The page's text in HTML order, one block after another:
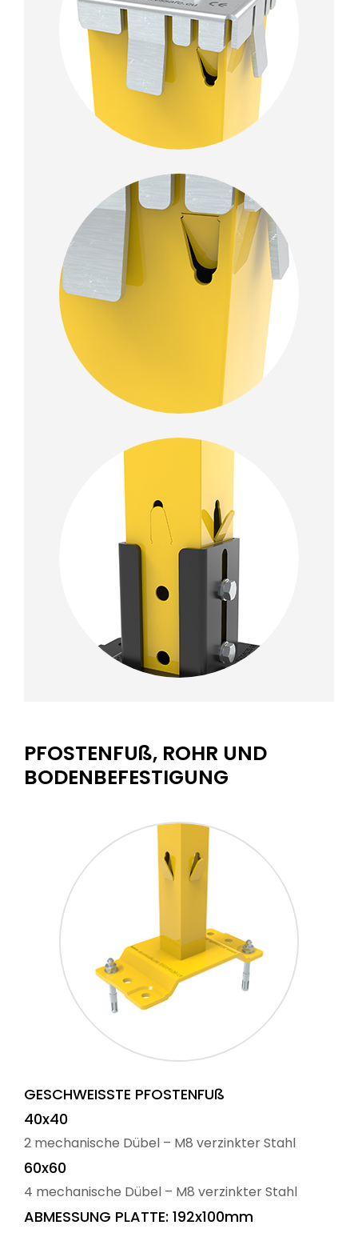
PFOSTENFUß, ROHR UND
BODENBEFESTIGUNG
GESCHWEISSTE PFOSTENFUß
40x40
2 mechanische Dübel – M8 verzinkter Stahl
60x60
4 mechanische Dübel – M8 verzinkter Stahl
ABMESSUNG PLATTE: 192x100mm